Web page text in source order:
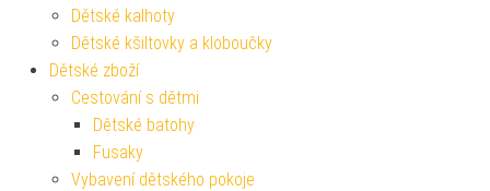
Dětské kalhoty
Dětské kšiltovky a kloboučky
Dětské zboží
Cestování s dětmi
Dětské batohy
Fusaky
Vybavení dětského pokoje